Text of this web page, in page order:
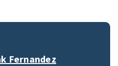
Fernandez